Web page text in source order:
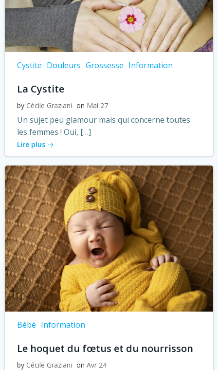
Cystite Douleurs Grossesse Information
La Cystite
by Cécile Graziani on Mai 27
Un sujet peu glamour mais qui concerne toutes
les femmes ! Oui, […]
Lire plus
Bébé Information
Le hoquet du fœtus et du nourrisson
by Cécile Graziani on Avr 24